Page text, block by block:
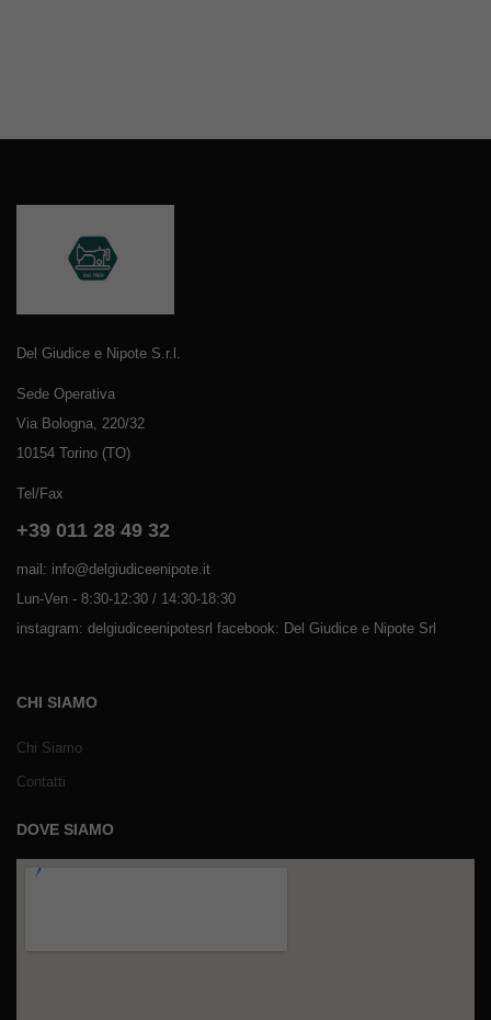
Del Giudice e Nipote S.r.l.
Sede Operativa
Via Bologna, 220/32
10154 Torino (TO)
Tel/Fax
+39 011 28 49 32
mail: info@delgiudiceenipote.it
Lun-Ven - 8:30-12:30 / 14:30-18:30
instagram: delgiudiceenipotesrl facebook: Del Giudice e Nipote Srl
CHI SIAMO
Chi Siamo
Contatti
DOVE SIAMO